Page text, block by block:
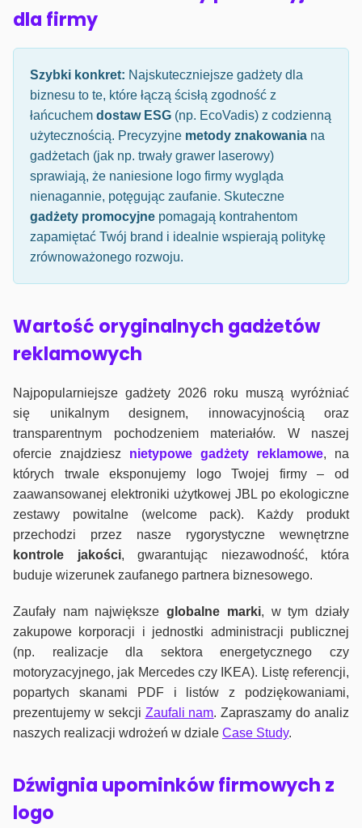
dla firmy
Szybki konkret: Najskuteczniejsze gadżety dla
biznesu to te, które łączą ścisłą zgodność z
łańcuchem dostaw ESG (np. EcoVadis) z codzienną
użytecznością. Precyzyjne metody znakowania na
gadżetach (jak np. trwały grawer laserowy)
sprawiają, że naniesione logo firmy wygląda
nienagannie, potęgując zaufanie. Skuteczne
gadżety promocyjne pomagają kontrahentom
zapamiętać Twój brand i idealnie wspierają politykę
zrównoważonego rozwoju.
Wartość oryginalnych gadżetów
reklamowych
Najpopularniejsze gadżety 2026 roku muszą wyróżniać
się unikalnym designem, innowacyjnością oraz
transparentnym pochodzeniem materiałów. W naszej
ofercie znajdziesz nietypowe gadżety reklamowe, na
których trwale eksponujemy logo Twojej firmy – od
zaawansowanej elektroniki użytkowej JBL po ekologiczne
zestawy powitalne (welcome pack). Każdy produkt
przechodzi przez nasze rygorystyczne wewnętrzne
kontrole jakości, gwarantując niezawodność, która
buduje wizerunek zaufanego partnera biznesowego.
Zaufały nam największeglobalne marki, w tym działy
zakupowe korporacji i jednostki administracji publicznej
(np. realizacje dla sektora energetycznego czy
motoryzacyjnego, jak Mercedes czy IKEA). Listę referencji,
popartych skanami PDF i listów z podziękowaniami,
prezentujemy w sekcji Zaufali nam. Zapraszamy do analiz
naszych realizacji wdrożeń w dziale Case Study.
Dźwignia upominków firmowych z
logo